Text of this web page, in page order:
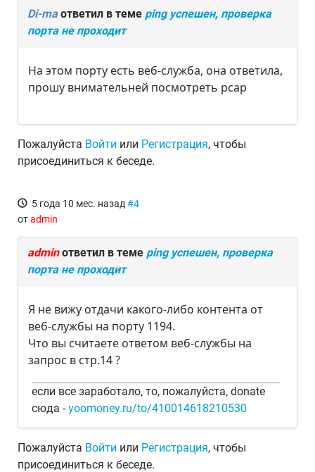
Di-maответил в теме ping успешен, проверка
порта не проходит
На этом порту есть веб-служба, она ответила,
прошу внимательней посмотреть pcap
Пожалуйста Войти или Регистрация, чтобы
присоединиться к беседе.
5 года 10 мес. назад #4
отadmin
adminответил в теме ping успешен, проверка
порта не проходит
Я не вижу отдачи какого-либо контента от
веб-службы на порту 1194.
Что вы считаете ответом веб-службы на
запрос в стр.14 ?
если все заработало, то, пожалуйста, donate
сюда -yoomoney.ru/to/410014618210530
Пожалуйста Войти или Регистрация, чтобы
присоединиться к беседе.